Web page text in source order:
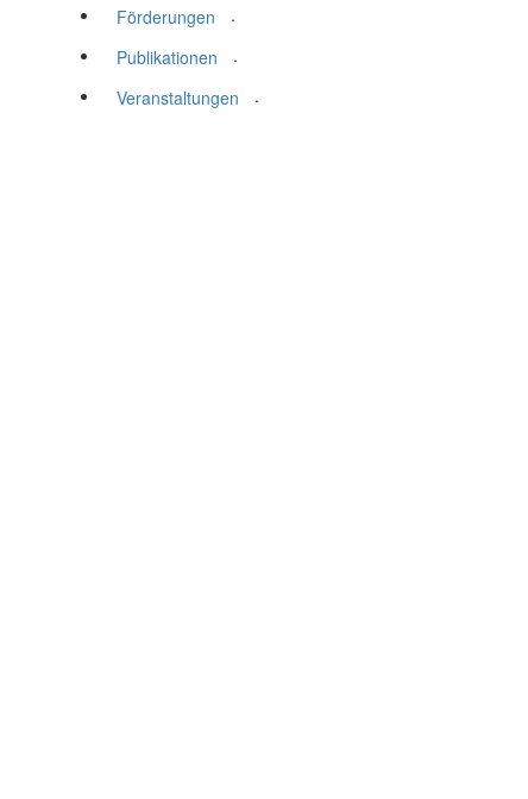
Förderungen
.
Publikationen
.
Veranstaltungen
.